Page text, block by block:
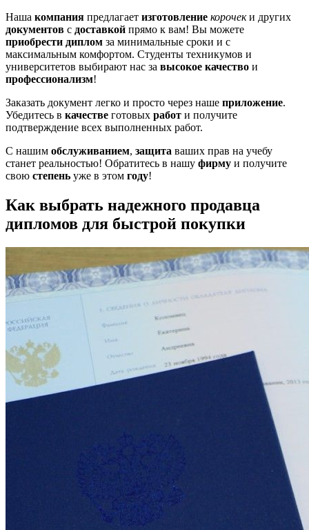
Наша компания предлагает изготовление корочеки других
документов с доставкой прямо к вам! Вы можете
приобрести диплом за минимальные сроки и с
максимальным комфортом. Студенты техникумов и
университетов выбирают нас за высокое качество и
профессионализм!
Заказать документ легко и просто через наше приложение.
Убедитесь в качестве готовых работ и получите
подтверждение всех выполненных работ.
С нашим обслуживанием, защита ваших прав на учебу
станет реальностью! Обратитесь в нашу фирму и получите
свою степень уже в этом году!
Как выбрать надежного продавца
дипломов для быстрой покупки